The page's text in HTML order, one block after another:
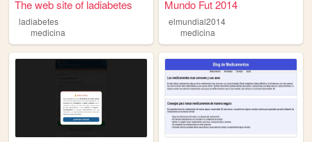
The web site of ladiabetes
ladiabetes
medicina
Mundo Fut 2014
elmundial2014
medicina